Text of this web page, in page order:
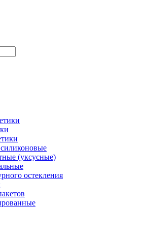
(уксусные)
остекления